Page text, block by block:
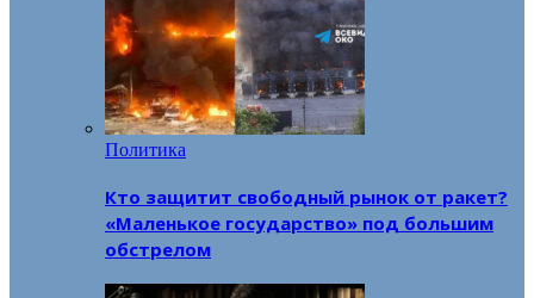
Политика
Кто защитит свободный рынок от ракет?
«Маленькое государство» под большим
обстрелом